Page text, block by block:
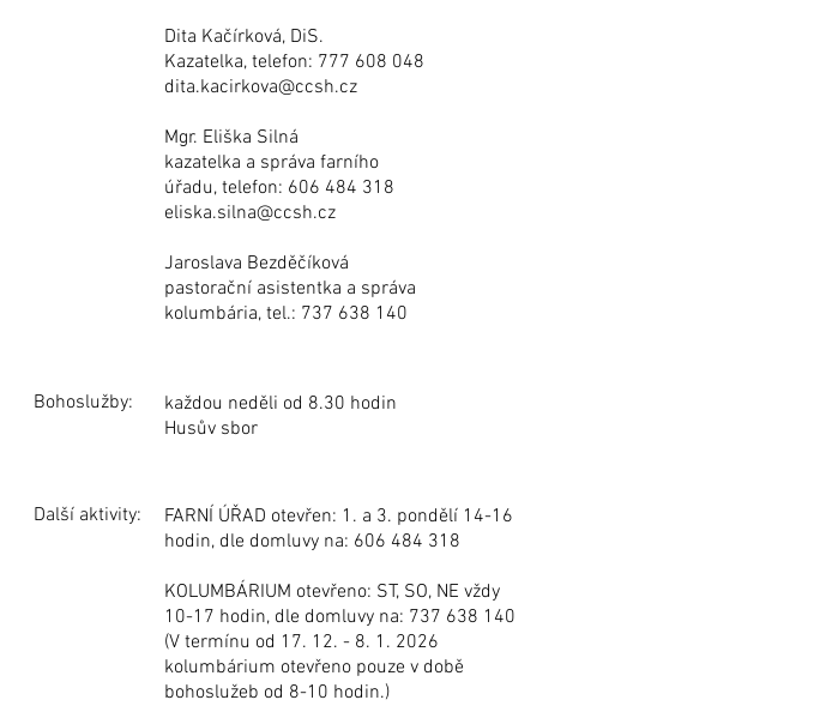
Dita Kačírková, DiS.
Kazatelka, telefon: 777 608 048
dita.kacirkova@ccsh.cz
Mgr. Eliška Silná
kazatelka a správa farního
úřadu, telefon: 606 484 318
eliska.silna@ccsh.cz
Jaroslava Bezděčíková
pastorační asistentka a správa
kolumbária, tel.: 737 638 140
Bohoslužby:
každou neděli od 8.30 hodin
Husův sbor
Další aktivity:
FARNÍ ÚŘAD otevřen: 1. a 3. pondělí 14-16
hodin, dle domluvy na: 606 484 318
KOLUMBÁRIUM otevřeno: ST, SO, NE vždy
10-17 hodin, dle domluvy na: 737 638 140
(V termínu od 17. 12. - 8. 1. 2026
kolumbárium otevřeno pouze v době
bohoslužeb od 8-10 hodin.)